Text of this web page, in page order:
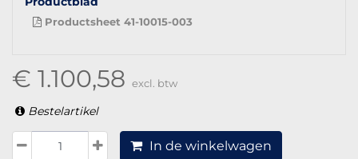
Productsheet 41-10015-003
€ 1.100,58 excl. btw
Bestelartikel
In de winkelwagen